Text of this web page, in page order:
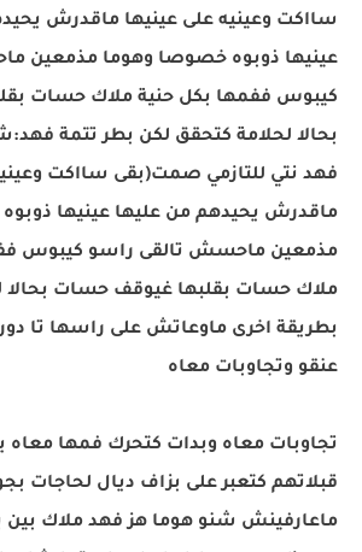
سااكت وعينيه على عينيها ماقدرش
عينيها ذوبوه خصوصا وهوما مذمعين
كيبوس ففمها بكل حنية ملاك حسات
بحالا لحلامة كتحقق لكن بطر تتمة
فهد نتي للتازمي صمت(بقى سااكت
ماقدرش يحيدهم من عليها عينيها
مذمعين ماحسش تالقى راسو كيبوس
ملاك حسات بقلبها غيوقف حسات بحالا
بطريقة اخرى ماوعاتش على راسها تا
عنقو وتجاوبات معاه
تجاوبات معاه وبدات كتحرك فمها معاه
قبلاتهم كتعبر على بزاف ديال لحاجات
ماعارفينش شنو هوما هز فهد ملاك بين